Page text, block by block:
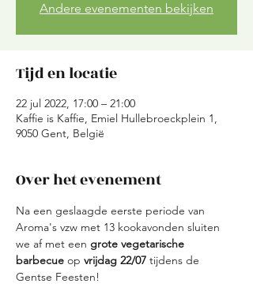
Andere evenementen bekijken
Tijd en locatie
22 jul 2022, 17:00 – 21:00
Kaffie is Kaffie, Emiel Hullebroeckplein 1,
9050 Gent, België
Over het evenement
Na een geslaagde eerste periode van
Aroma's vzw met 13 kookavonden sluiten
we af met een grote vegetarische
barbecue op vrijdag 22/07 tijdens de
Gentse Feesten!